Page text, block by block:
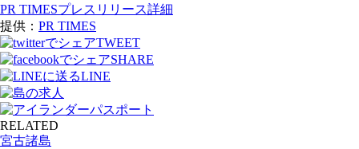
PR TIMESプレスリリース詳細
提供： PR TIMES
TWEET
SHARE
LINE
RELATED
宮古諸島